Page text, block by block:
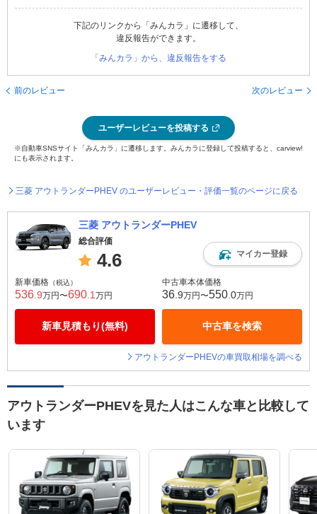
下記のリンクから「みんカラ」に遷移して、
違反報告ができます。
「みんカラ」から、違反報告をする
前のレビュー 次のレビュー
ユーザーレビューを投稿する
※自動車SNSサイト「みんカラ」に遷移します。みんカラに登録して投稿すると、carview!
にも表示されます。
三菱 アウトランダーPHEV のユーザーレビュー・評価一覧のページに戻る
三菱 アウトランダーPHEV
総合評価
4.6 マイカー登録
新車価格 （税込）
536 .9万円〜690 .1 万円
新車見積もり(無料)
中古車本体価格
36 .9万円〜550 .0万円
中古車を検索
アウトランダーPHEVの車買取相場を調べる
アウトランダーPHEVを見た人はこんな車と比較して
います